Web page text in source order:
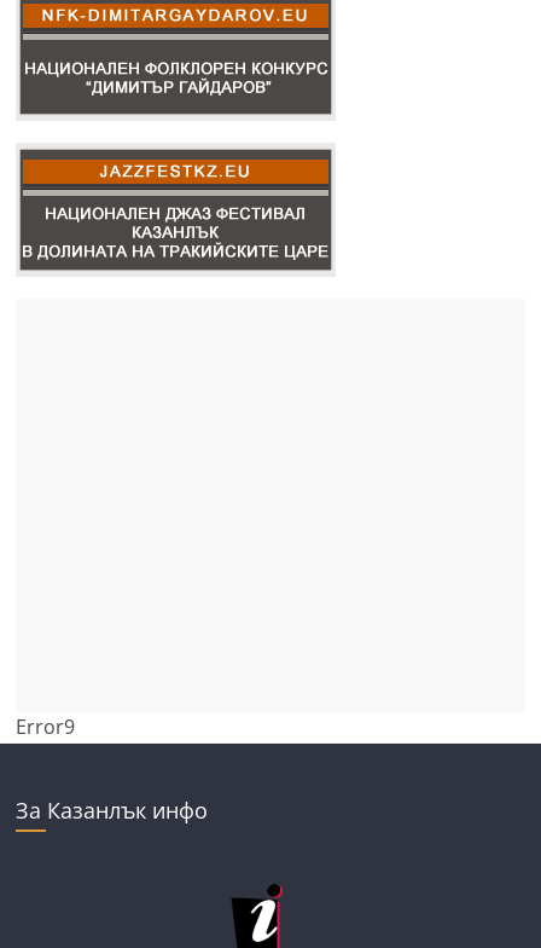
Error9
За Казанлък инфо